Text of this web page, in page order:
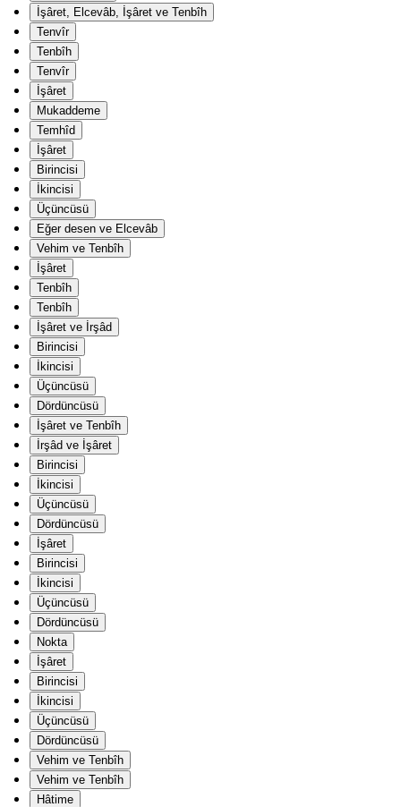
İşâret, Elcevâb, İşâret ve Tenbîh
Tenvîr
Tenbîh
Tenvîr
İşâret
Mukaddeme
Temhîd
İşâret
Birincisi
İkincisi
Üçüncüsü
Eğer desen ve Elcevâb
Vehim ve Tenbîh
İşâret
Tenbîh
Tenbîh
İşâret ve İrşâd
Birincisi
İkincisi
Üçüncüsü
Dördüncüsü
İşâret ve Tenbîh
İrşâd ve İşâret
Birincisi
İkincisi
Üçüncüsü
Dördüncüsü
İşâret
Birincisi
İkincisi
Üçüncüsü
Dördüncüsü
Nokta
İşâret
Birincisi
İkincisi
Üçüncüsü
Dördüncüsü
Vehim ve Tenbîh
Vehim ve Tenbîh
Hâtime